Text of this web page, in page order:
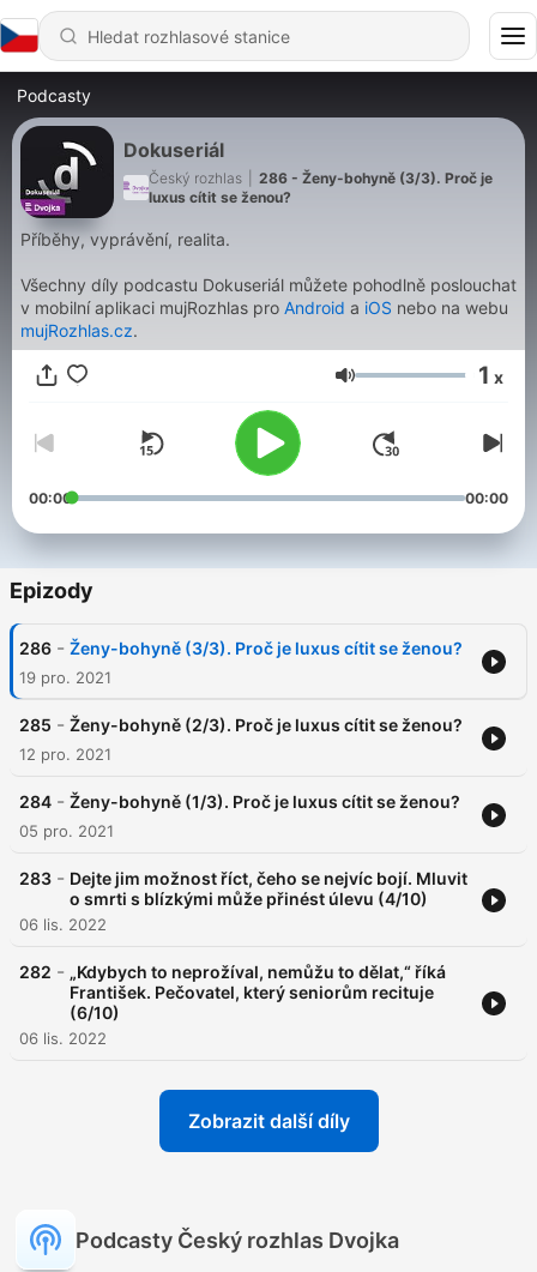
Podcasty
Dokuseriál
Český rozhlas
286 - Ženy-bohyně (3/3). Proč je
luxus cítit se ženou?
Příběhy, vyprávění, realita.
Všechny díly podcastu Dokuseriál můžete pohodlně poslouchat
v mobilní aplikaci mujRozhlas pro Android a iOS nebo na webu
mujRozhlas.cz.
Hlasitost 1 x
00:00 00:00
Epizody
286 - Ženy-bohyně (3/3). Proč je luxus cítit se ženou?
19 pro. 2021
285 - Ženy-bohyně (2/3). Proč je luxus cítit se ženou?
12 pro. 2021
284 - Ženy-bohyně (1/3). Proč je luxus cítit se ženou?
05 pro. 2021
283 - Dejte jim možnost říct, čeho se nejvíc bojí. Mluvit
o smrti s blízkými může přinést úlevu (4/10)
06 lis. 2022
282 - „Kdybych to neprožíval, nemůžu to dělat,“ říká
František. Pečovatel, který seniorům recituje
(6/10)
06 lis. 2022
Zobrazit další díly
Podcasty Český rozhlas Dvojka